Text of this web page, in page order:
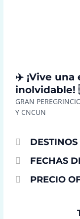
✈️ ¡Vive
GRAN
Y CNCUN
DESTINOS
FECHAS
PRECIO